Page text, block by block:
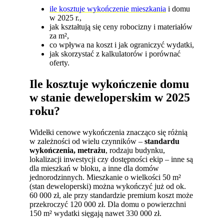
ile kosztuje wykończenie mieszkania i domu
w 2025 r.,
jak kształtują się ceny robocizny i materiałów
za m²,
co wpływa na koszt i jak ograniczyć wydatki,
jak skorzystać z kalkulatorów i porównać
oferty.
Ile kosztuje wykończenie domu
w stanie deweloperskim w 2025
roku?
Widełki cenowe wykończenia znacząco się różnią
w zależności od wielu czynników –standardu
wykończenia, metrażu, rodzaju budynku,
lokalizacji inwestycji czy dostępności ekip – inne są
dla mieszkań w bloku, a inne dla domów
jednorodzinnych. Mieszkanie o wielkości 50 m²
(stan deweloperski) można wykończyć już od ok.
60 000 zł, ale przy standardzie premium koszt może
przekroczyć 120 000 zł. Dla domu o powierzchni
150 m² wydatki sięgają nawet 330 000 zł.